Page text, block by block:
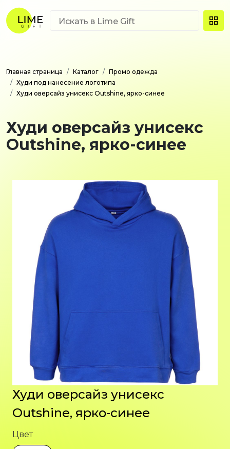
Главная страница Каталог
Промо одежда
Худи под нанесение логотипа
Худи оверсайз унисекс Outshine, ярко-синее
Худи оверсайз унисекс
Outshine, ярко-синее
Худи оверсайз унисекс
Outshine, ярко-синее
Цвет